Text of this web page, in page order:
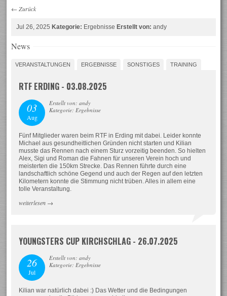
← Zurück
Jul 26, 2025Kategorie: ErgebnisseErstellt von: andy
News
VERANSTALTUNGEN ERGEBNISSE SONSTIGES TRAINING
RTF ERDING - 03.08.2025
03
Aug
Erstellt von: andy
Kategorie: Ergebnisse
Fünf Mitglieder waren beim RTF in Erding mit dabei. Leider konnte
Michael aus gesundheitlichen Gründen nicht starten und Kilian
musste das Rennen nach einem Sturz vorzeitig beenden. So hielten
Alex, Sigi und Roman die Fahnen für unseren Verein hoch und
meisterten die 150km Strecke. Das Rennen führte durch eine
landschaftlich schöne Gegend und auch der Regen auf den letzten
Kilometern konnte die Stimmung nicht trüben. Alles in allem eine
tolle Veranstaltung.
weiterlesen →
YOUNGSTERS CUP KIRCHSCHLAG - 26.07.2025
26
Jul
Erstellt von: andy
Kategorie: Ergebnisse
Kilian war natürlich dabei :) Das Wetter und die Bedingungen